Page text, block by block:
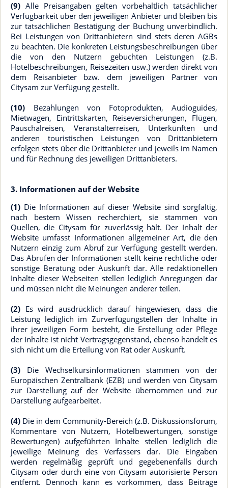
(9) Alle Preisangaben gelten vorbehaltlich tatsächlicher
Verfügbarkeit über den jeweiligen Anbieter und bleiben bis
zur tatsächlichen Bestätigung der Buchung unverbindlich.
Bei Leistungen von Drittanbietern sind stets deren AGBs
zu beachten. Die konkreten Leistungsbeschreibungen über
die von den Nutzern gebuchten Leistungen (z.B.
Hotelbeschreibungen, Reisezeiten usw.) werden direkt von
dem Reisanbieter bzw. dem jeweiligen Partner von
Citysam zur Verfügung gestellt.
(10) Bezahlungen von Fotoprodukten, Audioguides,
Mietwagen, Eintrittskarten, Reiseversicherungen, Flügen,
Pauschalreisen, Veranstalterreisen, Unterkünften und
anderen touristischen Leistungen von Drittanbietern
erfolgen stets über die Drittanbieter und jeweils im Namen
und für Rechnung des jeweiligen Drittanbieters.
3. Informationen auf der Website
(1) Die Informationen auf dieser Website sind sorgfältig,
nach bestem Wissen recherchiert, sie stammen von
Quellen, die Citysam für zuverlässig hält. Der Inhalt der
Website umfasst Informationen allgemeiner Art, die den
Nutzern einzig zum Abruf zur Verfügung gestellt werden.
Das Abrufen der Informationen stellt keine rechtliche oder
sonstige Beratung oder Auskunft dar. Alle redaktionellen
Inhalte dieser Webseiten stellen lediglich Anregungen dar
und müssen nicht die Meinungen anderer teilen.
(2) Es wird ausdrücklich darauf hingewiesen, dass die
Leistung lediglich im Zurverfügungstellen der Inhalte in
ihrer jeweiligen Form besteht, die Erstellung oder Pflege
der Inhalte ist nicht Vertragsgegenstand, ebenso handelt es
sich nicht um die Erteilung von Rat oder Auskunft.
(3) Die Wechselkursinformationen stammen von der
Europäischen Zentralbank (EZB) und werden von Citysam
zur Darstellung auf der Website übernommen und zur
Darstellung aufgearbeitet.
(4) Die in dem Community-Bereich (z.B. Diskussionsforum,
Kommentare von Nutzern, Hotelbewertungen, sonstige
Bewertungen) aufgeführten Inhalte stellen lediglich die
jeweilige Meinung des Verfassers dar. Die Eingaben
werden regelmäßig geprüft und gegebenenfalls durch
Citysam oder durch eine von Citysam autorisierte Person
entfernt. Dennoch kann es vorkommen, dass Beiträge